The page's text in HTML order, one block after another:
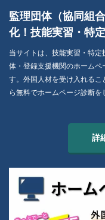
監理団体（協同組
化！技能実習・特
当サイトは、技能実習・特
体・登録支援機関のホームペ
す。外国人材を受け入れる
ら無料でホームページ診断を
詳